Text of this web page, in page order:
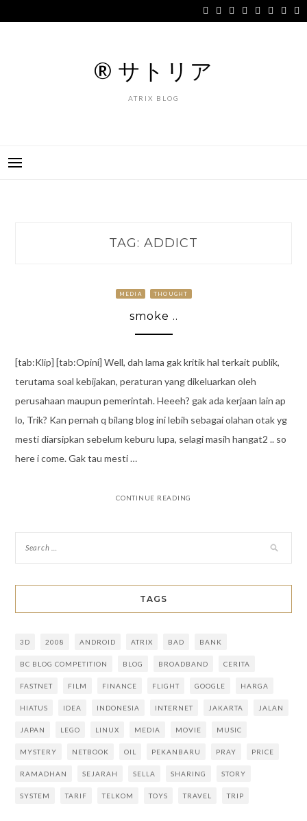
to
® サトリア
ATRIX BLOG
TAG: ADDICT
MEDIA THOUGHT
smoke ..
[tab:Klip] [tab:Opini] Well, dah lama gak kritik hal terkait publik,
terutama soal kebijakan, peraturan yang dikeluarkan oleh
perusahaan maupun pemerintah. Heeeh? gak ada kerjaan lain ap
lo, Trik? Kan pernah q bilang blog ini lebih sebagai olahan otak yg
mesti diarsipkan sebelum keburu lupa, selagi masih hangat2 .. so
here i come. Gak tau mesti …
CONTINUE READING
TAGS
3D 2008 ANDROID ATRIX BAD BANK
BC BLOG COMPETITION BLOG BROADBAND CERITA
FASTNET FILM FINANCE FLIGHT GOOGLE HARGA
HIATUS IDEA INDONESIA INTERNET JAKARTA JALAN
JAPAN LEGO LINUX MEDIA MOVIE MUSIC
MYSTERY NETBOOK OIL PEKANBARU PRAY PRICE
RAMADHAN SEJARAH SELLA SHARING STORY
SYSTEM TARIF TELKOM TOYS TRAVEL TRIP